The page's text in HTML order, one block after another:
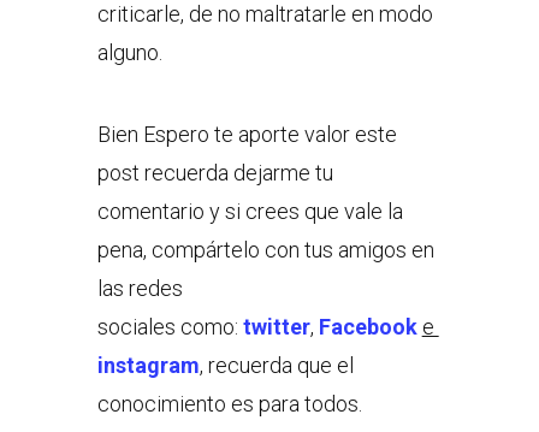
criticarle, de no maltratarle en modo
alguno.
Bien Espero te aporte valor este
post recuerda dejarme tu
comentario y si crees que vale la
pena, compártelo con tus amigos en
las redes
sociales como: twitter, Facebook e
instagram, recuerda que el
conocimiento es para todos.